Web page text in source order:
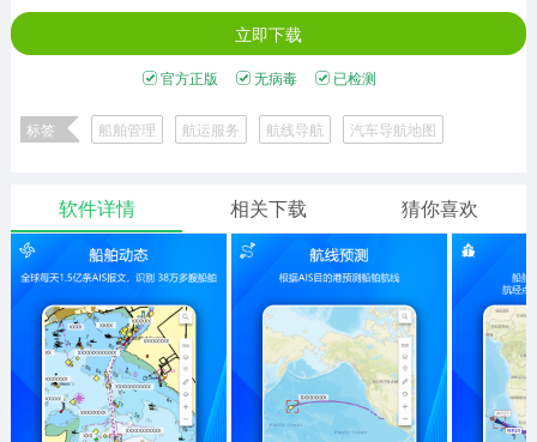
手游辅助
1958款应用
二次元
模拟经营
传奇手游
仙侠手游
485款应用
手赚网赚
446款应用
绝地求生
34款应用
三国游戏
3931款应用
我的世界
69款应用
像素游戏
700款应用
其他
末日游戏
pc游戏
立即下载
官方正版 无病毒 已检测
标签 船舶管理 航运服务 航线导航 汽车导航地图
软件详情 相关下载 猜你喜欢